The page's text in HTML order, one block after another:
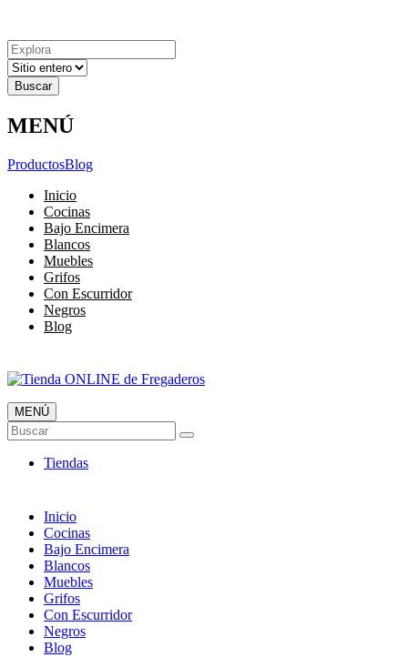
Resultados
para
MENÚ
ProductosBlog
Inicio
Cocinas
Bajo Encimera
Blancos
Muebles
Grifos
Con Escurridor
Negros
Blog
Tienda ONLINE de Fregaderos
TOP en Ventas
MENÚ
Buscar
Tiendas
Inicio
Cocinas
Bajo Encimera
Blancos
Muebles
Grifos
Con Escurridor
Negros
Blog